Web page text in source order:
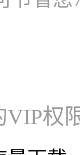
VIP权